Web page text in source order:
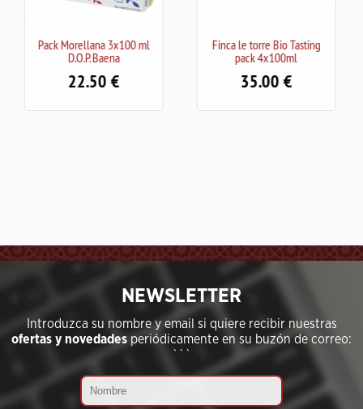
Finca le torre Bio Tasting
pack 4x100ml
35.00
Claramunt Variedad Frantoio
Virgen Extra 500 ml
18.50
```
NEWSLETTER
Introduzca su nombre y email si quiere recibir nuestras
ofertas y novedades periódicamente en su buzón de correo:
```